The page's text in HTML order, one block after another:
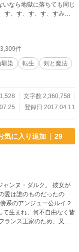
なら地獄に落ちても同じ
す、す、す、す、すみま
アーテル王国でチートが
鈴木一路と共に神様の為
途に幼馴染(女性)を想い続
可能性がありますので、
件
馴染 転生
剣と魔法
文字数 2,360,758
登録日 2017.04.11
気に入り追加 29
ャンヌ・ダルク。 彼女が
愛は誰のものだったの
生まれ、何不自由なく皆
結婚であったが、マリー
からも愛されていた。